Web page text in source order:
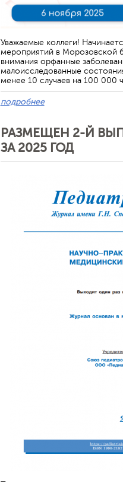
Уважаемые коллеги!
мероприятий в Морозовской
внимания орфанные
малоисследованные
менее 10 случаев на 100 000
подробнее
РАЗМЕЩЕН 2-Й
ЗА 2025 ГОД